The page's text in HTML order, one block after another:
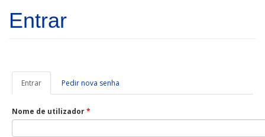
Entrar
Entrar (separador
ativo)
Pedir nova senha
Nome de utilizador*